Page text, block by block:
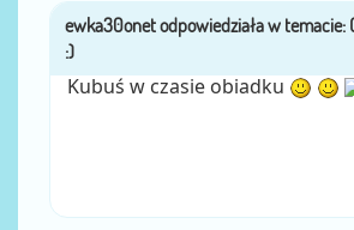
przezewka30onet
Kubuś w czasie obiadku